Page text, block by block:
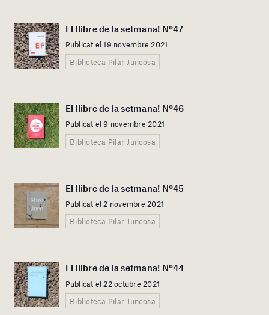
El llibre de la setmana! Nº47
Publicat el 19 novembre 2021
Biblioteca Pilar Juncosa
El llibre de la setmana! Nº46
Publicat el 9 novembre 2021
Biblioteca Pilar Juncosa
El llibre de la setmana! Nº45
Publicat el 2 novembre 2021
Biblioteca Pilar Juncosa
El llibre de la setmana! Nº44
Publicat el 22 octubre 2021
Biblioteca Pilar Juncosa